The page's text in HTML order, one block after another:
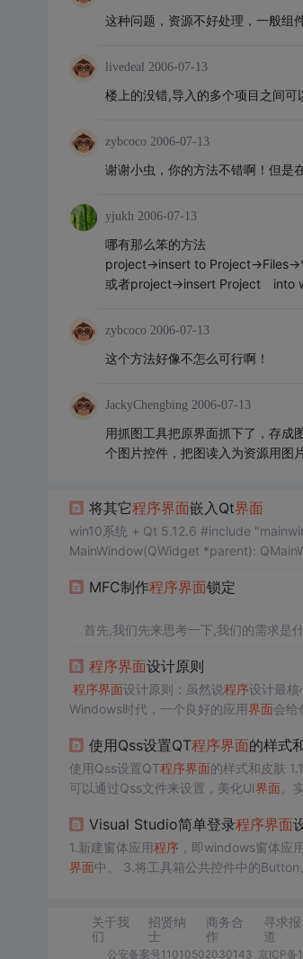
这种问题，资源不好处理，一般组
livedeal 2006-07-13
楼上的没错,导入的多个项目之间
zybcoco 2006-07-13
谢谢小虫，你的方法不错啊！但是
yjukh 2006-07-13
哪有那么笨的方法
project->insert to Project->Files-
或者project->insert Project into
zybcoco 2006-07-13
这个方法好像不怎么可行啊！
JackyChengbing 2006-07-13
用抓图工具把原界面抓下了，存成
个图片控件，把图读入为资源用图
将其它程序界面嵌入Qt界面
win10系统 + Qt 5.12.6 #include
MFC制作程序界面锁定
首先,我们先来思考一下,我们的需求是
我们需要锁住程序界面
第二步,我们思考一下,如何完成这样一
我们可以这样做,我们需要捕获用户的鼠
左键的动作,然后弹出解锁对话框,当用户
程序界面设计原则
程序界面设计原则：虽然说程序设计最核
Windows时代，一个良好的应用界面会给
使用Qss设置QT程序界面的样式
使用Qss设置QT程序界面
可以通过Qss文件来设置，美化UI界面。
..
Visual Studio简单登录程序界面
1.新建窗体应用程序 ，即windows窗体应
界面中。 3.将工具箱公共控件中的
关于我
们
招贤纳
士
商务合
作
寻求报
道
公安备案号11010502030143 京ICP备